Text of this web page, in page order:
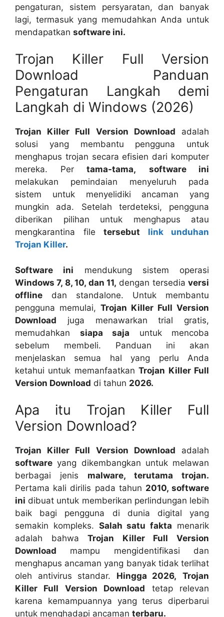
pengaturan, sistem persyaratan, dan banyak
lagi, termasuk yang memudahkan Anda untuk
mendapatkan software ini.
Trojan Killer Full Version
Download Panduan
Pengaturan Langkah demi
Langkah di Windows (2026)
Trojan Killer Full Version Download adalah
solusi yang membantu pengguna untuk
menghapus trojan secara efisien dari komputer
mereka. Per tama-tama,
software ini
melakukan pemindaian menyeluruh pada
sistem untuk menyelidiki ancaman yang
mungkin ada. Setelah terdeteksi, pengguna
diberikan pilihan untuk menghapus atau
mengkarantina file tersebut link unduhan
Trojan Killer.
Software ini mendukung sistem operasi
Windows 7, 8, 10, dan 11, dengan tersedia versi
offline dan standalone. Untuk membantu
pengguna memulai, Trojan Killer Full Version
Download juga menawarkan trial gratis,
memudahkan siapa saja untuk mencoba
sebelum membeli. Panduan ini akan
menjelaskan semua hal yang perlu Anda
ketahui untuk memanfaatkanTrojan Killer Full
Version Download di tahun 2026.
Apa itu Trojan Killer Full
Version Download?
Trojan Killer Full Version Download adalah
software yang dikembangkan untuk melawan
berbagai jenis malware, terutama trojan.
Pertama kali dirilis pada tahun 2010, software
ini dibuat untuk memberikan perlindungan lebih
baik bagi pengguna di dunia digital yang
semakin kompleks. Salah satu fakta menarik
adalah bahwaTrojan Killer Full Version
Download mampu mengidentifikasi dan
menghapus ancaman yang banyak tidak terlihat
oleh antivirus standar. Hingga 2026,
Trojan
Killer Full Version Download tetap relevan
karena kemampuannya yang terus diperbarui
untuk menghadapi ancaman terbaru.